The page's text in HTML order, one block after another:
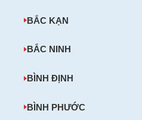
BẮC KẠN
BẮC NINH
BÌNH ĐỊNH
BÌNH PHƯỚC